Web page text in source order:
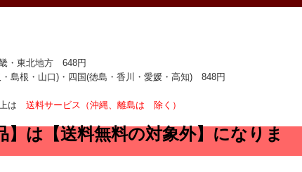
・東北地方 648円
島根・山口)・四国(徳島・香川・愛媛・高知) 848円
は 送料サービス（沖縄、離島は 除く）
は【送料無料の対象外】になりま